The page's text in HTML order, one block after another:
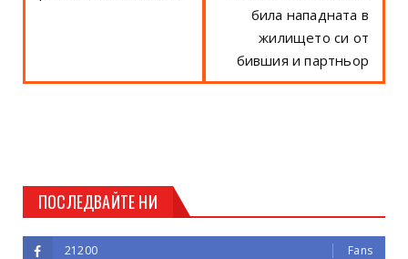
била нападната в
жилището си от
бившия и партньор
ПОСЛЕДВАЙТЕ НИ
21200 Fans